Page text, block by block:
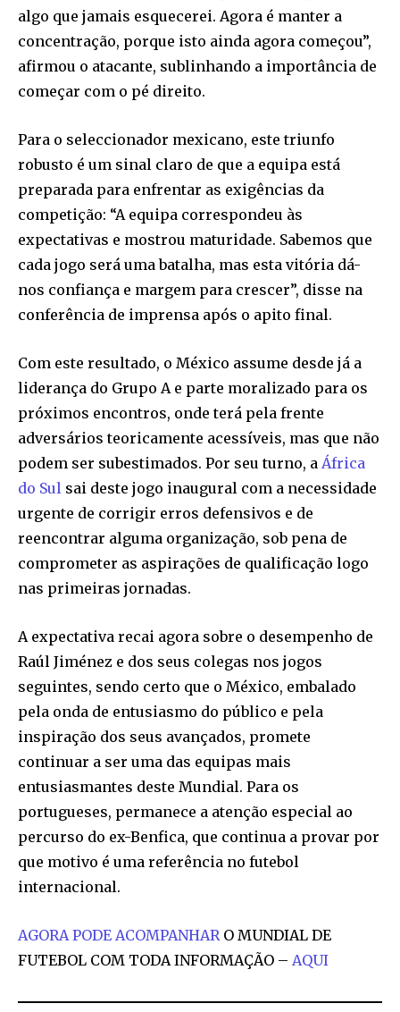
algo que jamais esquecerei. Agora é manter a
concentração, porque isto ainda agora começou”,
afirmou o atacante, sublinhando a importância de
começar com o pé direito.
Para o seleccionador mexicano, este triunfo
robusto é um sinal claro de que a equipa está
preparada para enfrentar as exigências da
competição: “A equipa correspondeu às
expectativas e mostrou maturidade. Sabemos que
cada jogo será uma batalha, mas esta vitória dá-
nos confiança e margem para crescer”, disse na
conferência de imprensa após o apito final.
Com este resultado, o México assume desde já a
liderança do Grupo A e parte moralizado para os
próximos encontros, onde terá pela frente
adversários teoricamente acessíveis, mas que não
podem ser subestimados. Por seu turno, a África
do Sul sai deste jogo inaugural com a necessidade
urgente de corrigir erros defensivos e de
reencontrar alguma organização, sob pena de
comprometer as aspirações de qualificação logo
nas primeiras jornadas.
A expectativa recai agora sobre o desempenho de
Raúl Jiménez e dos seus colegas nos jogos
seguintes, sendo certo que o México, embalado
pela onda de entusiasmo do público e pela
inspiração dos seus avançados, promete
continuar a ser uma das equipas mais
entusiasmantes deste Mundial. Para os
portugueses, permanece a atenção especial ao
percurso do ex-Benfica, que continua a provar por
que motivo é uma referência no futebol
internacional.
AGORA PODE ACOMPANHAR O MUNDIAL DE
FUTEBOL COM TODA INFORMAÇÃO – AQUI